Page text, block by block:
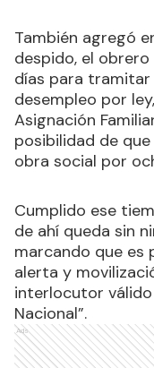
También agregó
despido, el
días para tramitar
desempleo por
Asignación
posibilidad de
obra social por
Cumplido ese
de ahí queda sin
marcando que es
alerta y
interlocutor
Nacional”.
Ads